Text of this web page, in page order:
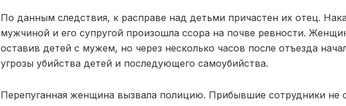
По данным следствия, к расправе над детьми причастен их отец.
мужчиной и его супругой произошла ссора на почве ревности.
оставив детей с мужем, но через несколько часов после отъезда
угрозы убийства детей и последующего самоубийства.
Перепуганная женщина вызвала полицию. Прибывшие сотрудники не